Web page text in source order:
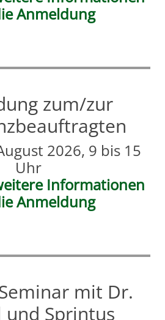
Anmeldung
zum/zur
2026, 9 bis 15
Uhr
Informationen
Anmeldung
mit Dr.
und Sprintus